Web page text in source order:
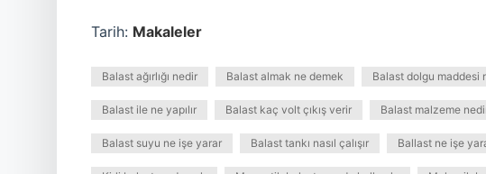
Tarih: Makaleler
Balast ağırlığı nedir Balast almak ne demek Balast dolgu maddesi
Balast ile ne yapılır Balast kaç volt çıkış verir Balast malzeme
Balast suyu ne işe yarar Balast tankı nasıl çalışır Ballast ne işe